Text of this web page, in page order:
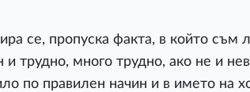
се, пропуска факта, в който съм
и трудно, много трудно, ако не и
по правилен начин и в името на